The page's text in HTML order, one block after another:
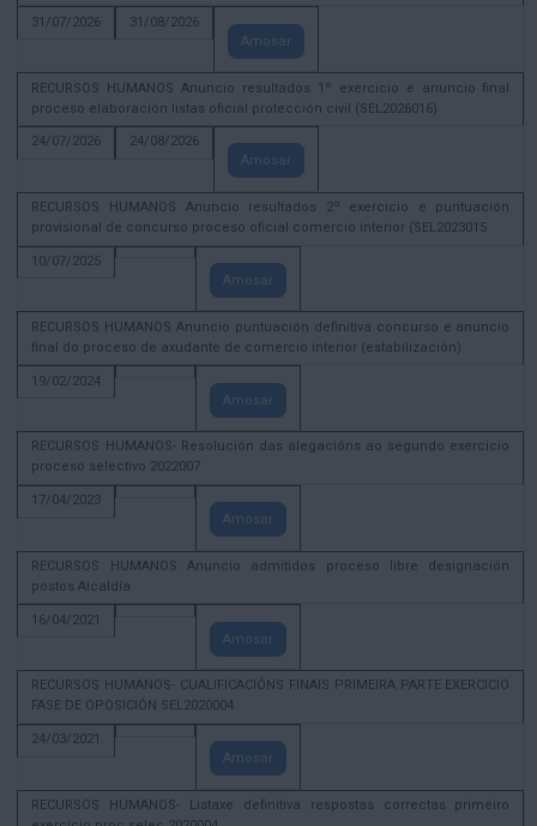
31/07/2026
31/08/2026
Amosar
RECURSOS HUMANOS Anuncio resultados 1º exercicio e anuncio final
proceso elaboración listas oficial protección civil (SEL2026016)
24/07/2026
24/08/2026
Amosar
RECURSOS HUMANOS Anuncio resultados 2º exercicio e puntuación
provisional de concurso proceso oficial comercio interior (SEL2023015
10/07/2025
Amosar
RECURSOS HUMANOS Anuncio puntuación definitiva concurso e anuncio
final do proceso de axudante de comercio interior (estabilización)
19/02/2024
Amosar
RECURSOS HUMANOS- Resolución das alegacións ao segundo exercicio
proceso selectivo 2022007
17/04/2023
Amosar
RECURSOS HUMANOS Anuncio admitidos proceso libre designación
postos Alcaldía
16/04/2021
Amosar
RECURSOS HUMANOS- CUALIFICACIÓNS FINAIS PRIMEIRA PARTE EXERCICIO
FASE DE OPOSICIÓN SEL2020004
24/03/2021
Amosar
RECURSOS HUMANOS- Listaxe definitiva respostas correctas primeiro